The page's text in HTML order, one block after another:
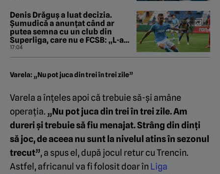
Denis Drăguș a luat decizia.
Șumudică a anunțat când ar
putea semna cu un club din
Superliga, care nu e FCSB: „L-a
întărâtat!”
17:04
Varela: „Nu pot juca din trei în trei zile”
Varela a înțeles apoi că trebuie să-și amâne
operația. „Nu pot juca din trei în trei zile. Am
dureri și trebuie să fiu menajat. Strâng din dinți
să joc, de aceea nu sunt la nivelul atins în sezonul
trecut”, a spus el, după jocul retur cu Trencin.
Astfel, africanul va fi folosit doar în Liga